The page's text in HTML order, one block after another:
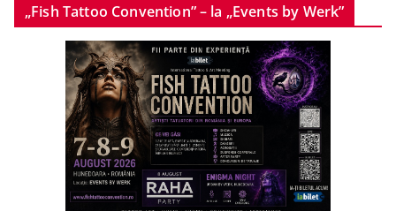
„Fish Tattoo Convention” – la „Events by Werk”